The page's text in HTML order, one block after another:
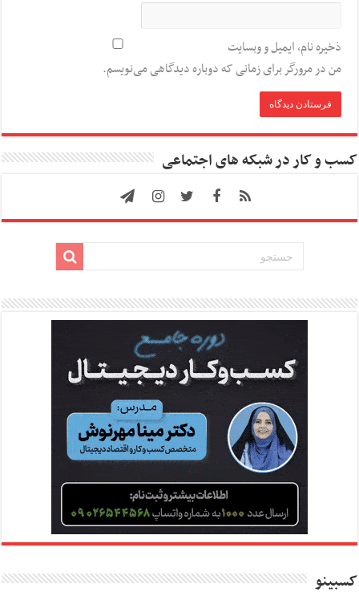
ذخیره نام، ایمیل و وبسایت
من در مرورگر برای زمانی که دوباره دیدگاهی می‌نویسم.
کسب و کار در شبکه های اجتماعی
کسبینو